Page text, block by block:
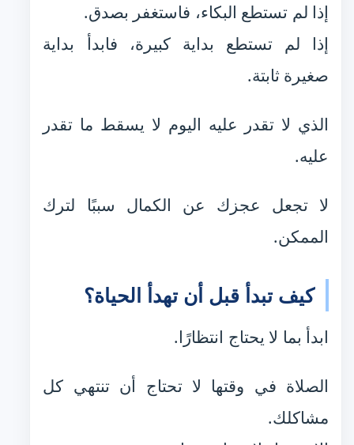
إذا لم تستطع البكاء، فاستغفر بصدق.
إذا لم تستطع بداية كبيرة، فابدأ بداية
صغيرة ثابتة.
الذي لا تقدر عليه اليوم لا يسقط ما تقدر
عليه.
لا تجعل عجزك عن الكمال سببًا لترك
الممكن.
كيف تبدأ قبل أن تهدأ الحياة؟
ابدأ بما لا يحتاج انتظارًا.
الصلاة في وقتها لا تحتاج أن تنتهي كل
مشاكلك.